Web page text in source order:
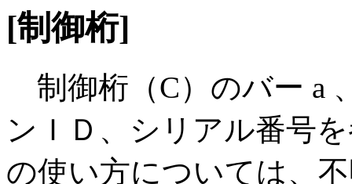
[制御桁]
制御桁（C）のバー a
ンＩＤ、シリアル番号
の使い方については、